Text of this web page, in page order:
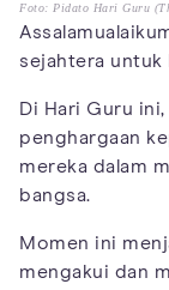
Foto: Pidato Hari Guru
sejahtera untuk
Di Hari Guru
penghargaan
mereka dalam
bangsa.
Momen ini
mengakui dan